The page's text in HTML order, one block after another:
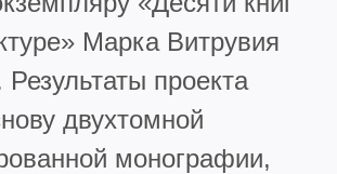
Марка Витрувия
проекта
двухтомной
монографии,